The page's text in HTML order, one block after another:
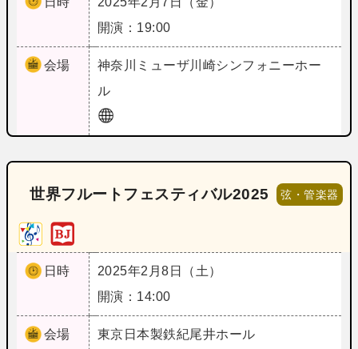
開演：19:00
会場 神奈川
ミューザ川崎シンフォニーホー
ル
世界フルートフェスティバル2025 弦・管楽器
日時
2025年2月8日（土）
開演：14:00
会場 東京 日本製鉄紀尾井ホール